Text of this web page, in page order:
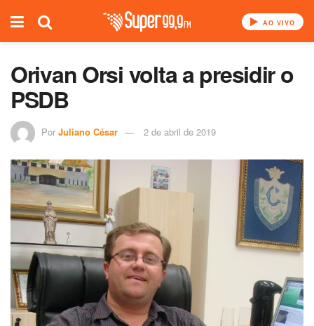
AO VIVO
Orivan Orsi volta a presidir o
PSDB
Por Juliano César 2 de abril de 2019